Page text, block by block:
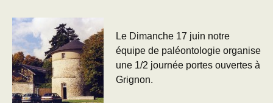
Le Dimanche 17 juin notre
équipe de paléontologie organise
une 1/2 journée portes ouvertes à
Grignon.